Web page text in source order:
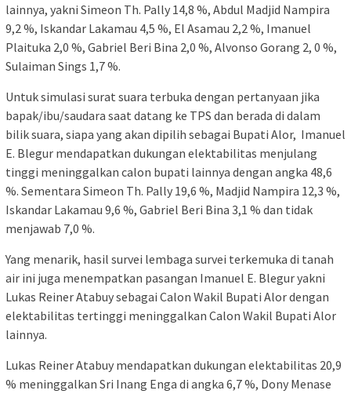
lainnya, yakni Simeon Th. Pally 14,8 %, Abdul Madjid Nampira
9,2 %, Iskandar Lakamau 4,5 %, El Asamau 2,2 %, Imanuel
Plaituka 2,0 %, Gabriel Beri Bina 2,0 %, Alvonso Gorang 2, 0 %,
Sulaiman Sings 1,7 %.
Untuk simulasi surat suara terbuka dengan pertanyaan jika
bapak/ibu/saudara saat datang ke TPS dan berada di dalam
bilik suara, siapa yang akan dipilih sebagai Bupati Alor, Imanuel
E. Blegur mendapatkan dukungan elektabilitas menjulang
tinggi meninggalkan calon bupati lainnya dengan angka 48,6
%. Sementara Simeon Th. Pally 19,6 %, Madjid Nampira 12,3 %,
Iskandar Lakamau 9,6 %, Gabriel Beri Bina 3,1 % dan tidak
menjawab 7,0 %.
Yang menarik, hasil survei lembaga survei terkemuka di tanah
air ini juga menempatkan pasangan Imanuel E. Blegur yakni
Lukas Reiner Atabuy sebagai Calon Wakil Bupati Alor dengan
elektabilitas tertinggi meninggalkan Calon Wakil Bupati Alor
lainnya.
Lukas Reiner Atabuy mendapatkan dukungan elektabilitas 20,9
% meninggalkan Sri Inang Enga di angka 6,7 %, Dony Menase